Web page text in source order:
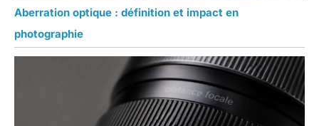
Aberration optique : définition et impact en
photographie